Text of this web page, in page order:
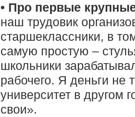
• Про первые
наш трудовик
старшеклассники, в
самую простую –
школьники
рабочего. Я деньги не
университет в другом
свои».